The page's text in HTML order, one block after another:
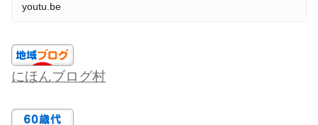
youtu.be
にほんブログ村